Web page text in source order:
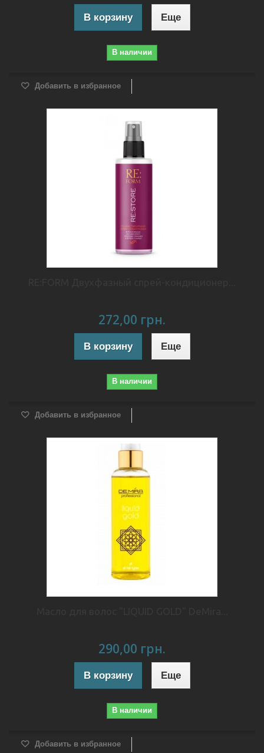
В корзину Еще
В наличии
Добавить в избранное
272,00 грн.
В корзину Еще
В наличии
Добавить в избранное
290,00 грн.
В корзину Еще
В наличии
Добавить в избранное